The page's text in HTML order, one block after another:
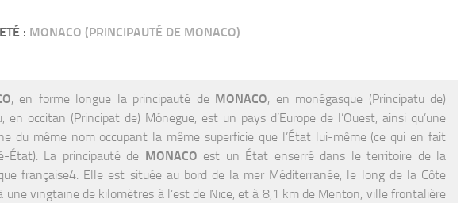
: MONACO (PRINCIPAUTÉ DE MONACO)
, en forme longue la principauté de MONACO, en monégasque (Principatu de)
en occitan (Principat de) Mónegue, est un pays d’Europe de l’Ouest, ainsi qu’une
du même nom occupant la même superficie que l’État lui-même (ce qui en fait
État). La principauté de MONACO est un État enserré dans le territoire de la
française4. Elle est située au bord de la mer Méditerranée, le long de la Côte
à une vingtaine de kilomètres à l’est de Nice, et à 8,1 km de Menton, ville frontalière